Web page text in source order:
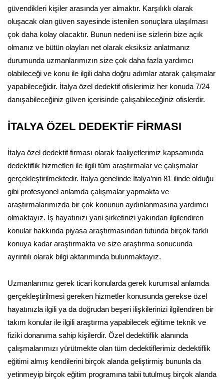
güvendikleri kişiler arasında yer almaktır. Karşılıklı olarak
oluşacak olan güven sayesinde istenilen sonuçlara ulaşılması
çok daha kolay olacaktır. Bunun nedeni ise sizlerin bize açık
olmanız ve bütün olayları net olarak eksiksiz anlatmanız
durumunda uzmanlarımızın size çok daha fazla yardımcı
olabileceği ve konu ile ilgili daha doğru adımlar atarak çalışmalar
yapabileceğidir. İtalya özel dedektif ofislerimiz her konuda 7/24
danışabileceğiniz güven içerisinde çalışabileceğiniz ofislerdir.
İTALYA ÖZEL DEDEKTİF FİRMASI
İtalya özel dedektif firması olarak faaliyetlerimiz kapsamında
dedektiflik hizmetleri ile ilgili tüm araştırmalar ve çalışmalar
gerçekleştirilmektedir. İtalya genelinde İtalya’nin 81 ilinde olduğu
gibi profesyonel anlamda çalışmalar yapmakta ve
araştırmalarımızda bir çok konunun aydınlanmasına yardımcı
olmaktayız. İş hayatınızı yani şirketinizi yakından ilgilendiren
konular hakkında piyasa araştırmasından tutunda birçok farklı
konuya kadar araştırmakta ve size araştırma sonucunda
ayrıntılı olarak bilgi aktarımında bulunmaktayız.
Uzmanlarımız gerek ticari konularda gerek kurumsal anlamda
gerçekleştirilmesi gereken hizmetler konusunda gerekse özel
hayatınızla ilgili ya da doğrudan beşeri ilişkilerinizi ilgilendiren bir
takım konular ile ilgili araştırma yapabilecek eğitime teknik ve
fiziki donanıma sahip kişilerdir. Özel dedektiflik alanında
çalışmalarımızı yürütmekte olan tüm dedektiflerimiz dedektiflik
eğitimi almış kendilerini birçok alanda geliştirmiş bununla da
yetinmeyip birçok eğitim programına tabii tutulmuş birçok alanda